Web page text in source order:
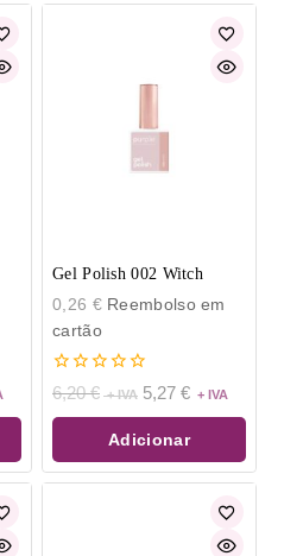
Gel Polish 002 Witch
0,26 €Reembolso em
cartão
0
de
5
6,20€ 5,27 €
Adicionar